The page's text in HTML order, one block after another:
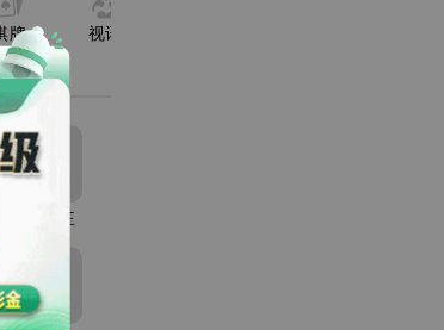
牌 视讯
赏金女王